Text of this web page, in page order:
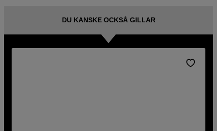
DU KANSKE OCKSÅ GILLAR